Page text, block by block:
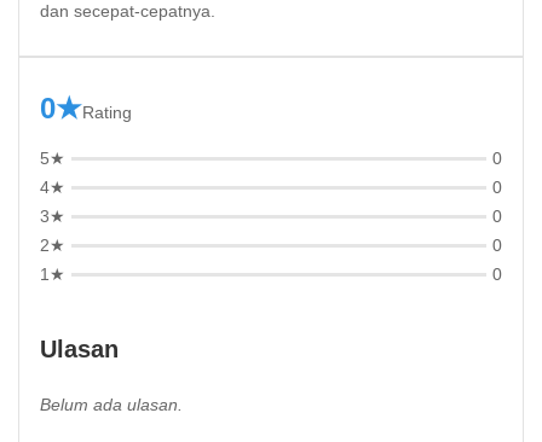
dan secepat-cepatnya.
0★Rating
5★
0
4★
0
3★
0
2★
0
1★
0
Ulasan
Belum ada ulasan.